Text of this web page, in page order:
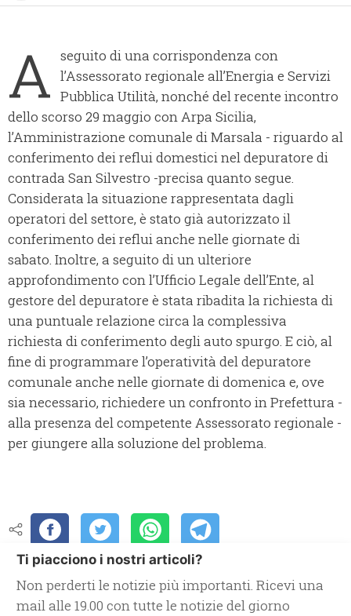
A seguito di una corrispondenza con
l’Assessorato regionale all’Energia e Servizi
Pubblica Utilità, nonché del recente incontro
dello scorso 29 maggio con Arpa Sicilia,
l’Amministrazione comunale di Marsala - riguardo al
conferimento dei reflui domestici nel depuratore di
contrada San Silvestro -precisa quanto segue.
Considerata la situazione rappresentata dagli
operatori del settore, è stato già autorizzato il
conferimento dei reflui anche nelle giornate di
sabato. Inoltre, a seguito di un ulteriore
approfondimento con l’Ufficio Legale dell’Ente, al
gestore del depuratore è stata ribadita la richiesta di
una puntuale relazione circa la complessiva
richiesta di conferimento degli auto spurgo. E ciò, al
fine di programmare l’operatività del depuratore
comunale anche nelle giornate di domenica e, ove
sia necessario, richiedere un confronto in Prefettura -
alla presenza del competente Assessorato regionale -
per giungere alla soluzione del problema.
Ti piacciono i nostri articoli?
Non perderti le notizie più importanti. Ricevi una
mail alle 19.00 con tutte le notizie del giorno